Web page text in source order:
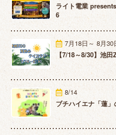
ライト電業
6
7月18日～ 8月30
【7/18～8/30】池
8/14
ブチハイエナ「蓮